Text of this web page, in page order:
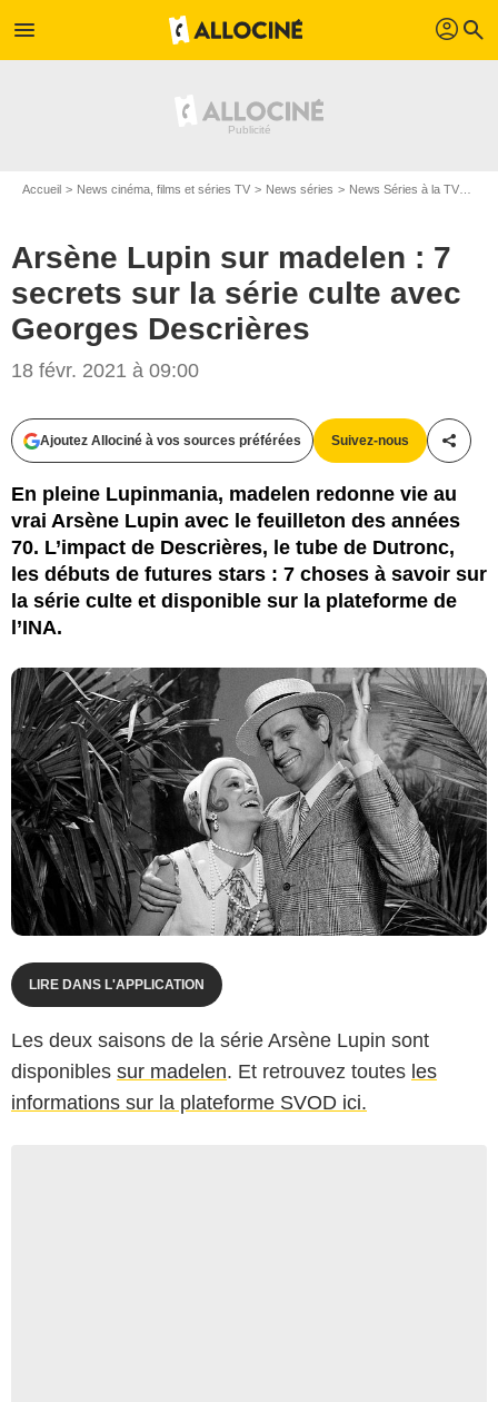
menu profil search
Accueil News cinéma, films et séries TV News séries News Séries à la TV
Arsène Lupin sur madelen : 7
secrets sur la série culte avec
Georges Descrières
18 févr. 2021 à 09:00
Ajoutez Allociné à vos sources préférées Suivez-nous
En pleine Lupinmania, madelen redonne vie au
vrai Arsène Lupin avec le feuilleton des années
70. L’impact de Descrières, le tube de Dutronc,
les débuts de futures stars : 7 choses à savoir sur
la série culte et disponible sur la plateforme de
l’INA.
LIRE DANS L'APPLICATION
Les deux saisons de la série Arsène Lupin sont
disponibles sur madelen. Et retrouvez toutes les
informations sur la plateforme SVOD ici.